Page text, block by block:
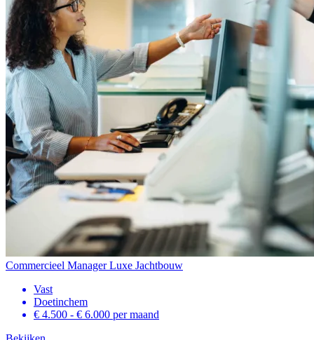
Commercieel Manager Luxe Jachtbouw
Vast
Doetinchem
€ 4.500 - € 6.000 per maand